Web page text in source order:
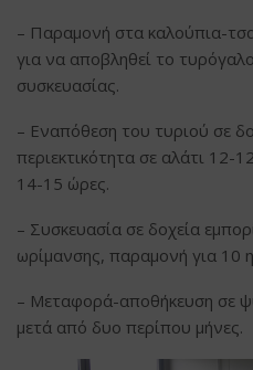
– Παραμονή στα καλούπια-
για να αποβληθεί το
συσκευασίας.
– Εναπόθεση του τυριού σε
περιεκτικότητα σε αλάτι 12-
14-15 ώρες.
– Συσκευασία σε δοχεία
ωρίμανσης, παραμονή για 10
– Μεταφορά-αποθήκευση σε
μετά από δυο περίπου μήνες.